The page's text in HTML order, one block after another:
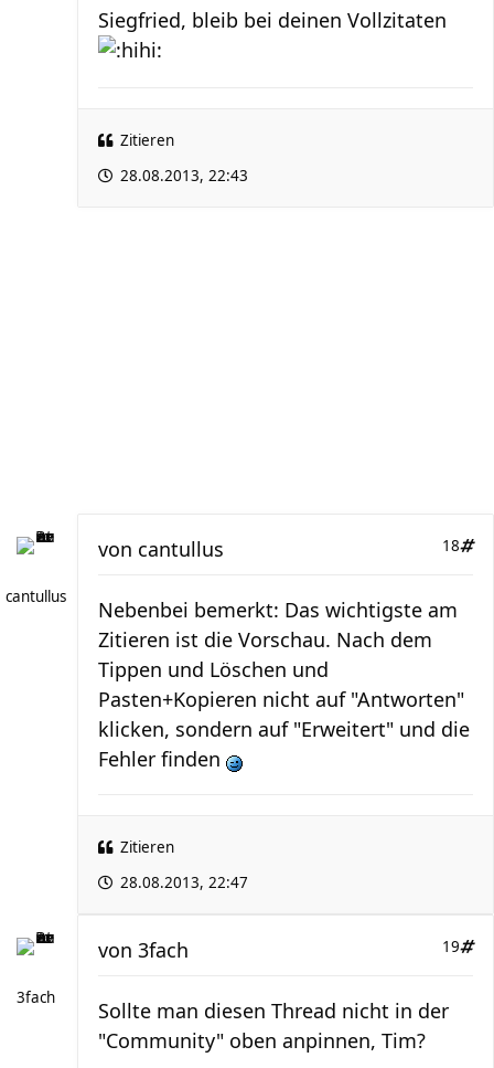
Siegfried, bleib bei deinen Vollzitaten
Zitieren
28.08.2013, 22:43
cantullus
18
von cantullus
Nebenbei bemerkt: Das wichtigste am
Zitieren ist die Vorschau. Nach dem
Tippen und Löschen und
Pasten+Kopieren nicht auf "Antworten"
klicken, sondern auf "Erweitert" und die
Fehler finden
Zitieren
28.08.2013, 22:47
3fach
19
von 3fach
Sollte man diesen Thread nicht in der
"Community" oben anpinnen, Tim?